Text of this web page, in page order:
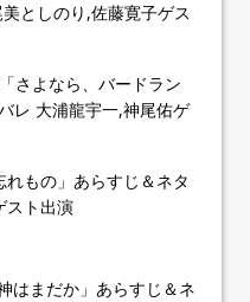
としのり,佐藤寛子ゲス
さよなら、バードラン
レ 大浦龍宇一,神尾佑ゲ
もの」あらすじ＆ネタ
スト出演
はまだか」あらすじ＆ネ